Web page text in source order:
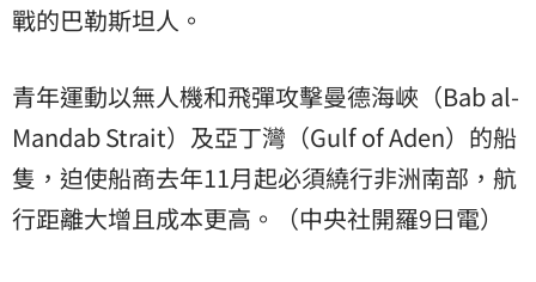
戰的巴勒斯坦人。
青年運動以無人機和飛彈攻擊曼德海峽（Bab al-
Mandab Strait）及亞丁灣（Gulf of Aden）的船
隻，迫使船商去年11月起必須繞行非洲南部，航
行距離大增且成本更高。（中央社開羅9日電）